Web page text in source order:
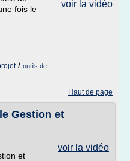
voir la vidéo
fois le
/ outils de
Haut de page
Gestion et
voir la vidéo
et